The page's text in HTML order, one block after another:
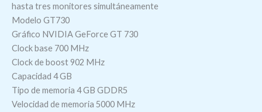
hasta tres monitores simultáneamente
Modelo GT730
Gráfico NVIDIA GeForce GT 730
Clock base 700 MHz
Clock de boost 902 MHz
Capacidad 4 GB
Tipo de memoria 4 GB GDDR5
Velocidad de memoria 5000 MHz